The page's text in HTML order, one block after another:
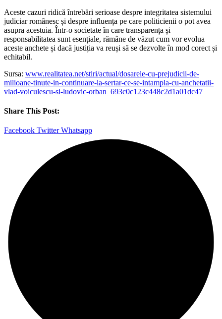
Aceste cazuri ridică întrebări serioase despre integritatea sistemului
judiciar românesc și despre influența pe care politicienii o pot avea
asupra acestuia. Într-o societate în care transparența și
responsabilitatea sunt esențiale, rămâne de văzut cum vor evolua
aceste anchete și dacă justiția va reuși să se dezvolte în mod corect și
echitabil.
Sursa: www.realitatea.net/stiri/actual/dosarele-cu-prejudicii-de-
milioane-tinute-in-continuare-la-sertar-ce-se-intampla-cu-anchetatii-
vlad-voiculescu-si-ludovic-orban_693c0c123c448c2d1a01dc47
Share This Post:
Facebook Twitter Whatsapp